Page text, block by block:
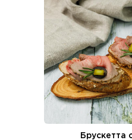
Брускетта